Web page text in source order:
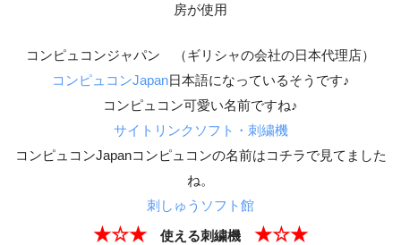
房が使用
コンピュコンジャパン （ギリシャの会社の日本代理店）
コンピュコンJapan日本語になっているそうです♪
コンピュコン可愛い名前ですね♪
サイトリンクソフト・刺繍機
コンピュコンJapanコンピュコンの名前はコチラで見てました
ね。
刺しゅうソフト館
★☆★ 使える刺繍機 ★☆★